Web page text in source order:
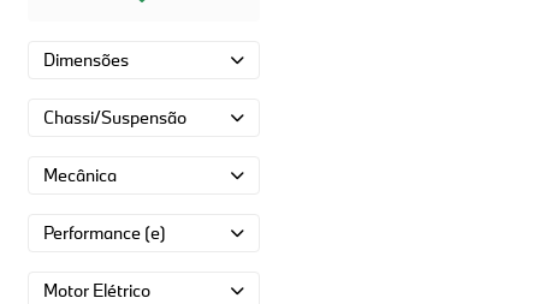
Dimensões
Chassi/Suspensão
Mecânica
Performance (e)
Motor Elétrico